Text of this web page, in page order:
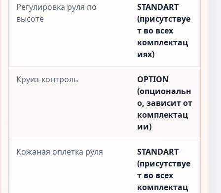
Регулировка руля по
высоте
STANDART
(присутствуе
т во всех
комплектац
иях)
Круиз-контроль
OPTION
(опциональн
о, зависит от
комплектац
ии)
Кожаная оплётка руля
STANDART
(присутствуе
т во всех
комплектац